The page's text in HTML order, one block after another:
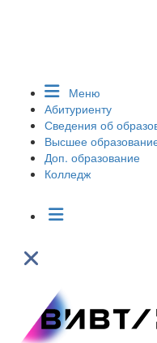
Меню
Абитуриенту
Сведения об
Высшее
Доп. образование
Колледж